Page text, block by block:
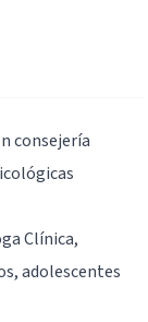
consejería
Clínica,
adolescentes